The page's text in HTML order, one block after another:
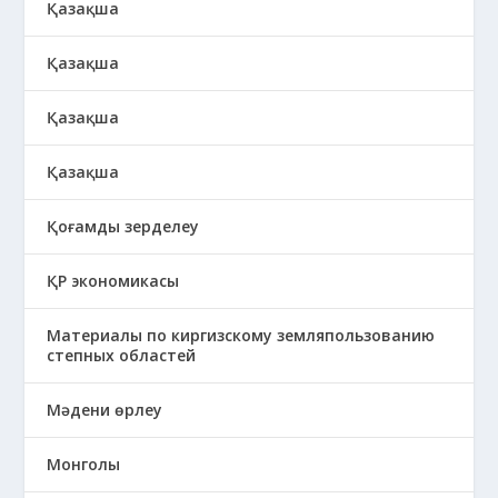
Қазақша
Қазақша
Қазақша
Қазақша
Қоғамды зерделеу
ҚР экономикасы
Материалы по киргизскому земляпользованию
степных областей
Мәдени өрлеу
Монголы